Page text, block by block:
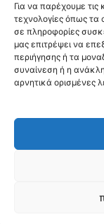
Για να παρέχουμε τις
τεχνολογίες όπως
σε πληροφορίες
μας επιτρέψει να
περιήγησης ή τα
συναίνεση ή η
αρνητικά ορισμένες
ΕΥΡΩΠΗ
ΚΟΣΜΟΣ - WORLD
Top10
Cool spots
ΝΗΣΙΑ